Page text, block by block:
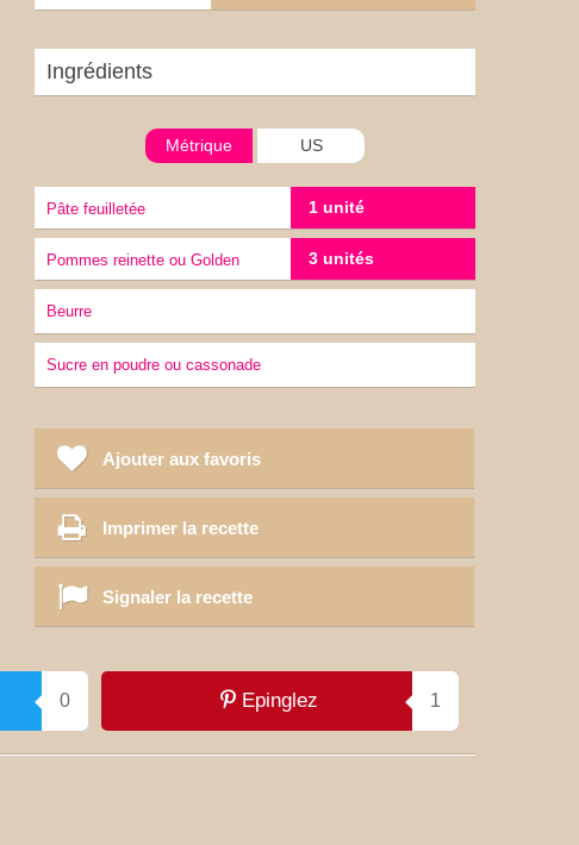
Ingrédients
Métrique US
Pâte feuilletée 1 unité
Pommes reinette ou Golden 3 unités
Beurre
Sucre en poudre ou cassonade
Ajouter aux favoris
Imprimer la recette
Signaler la recette
0 Epinglez 1